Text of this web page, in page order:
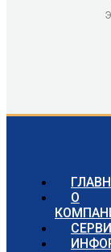
О